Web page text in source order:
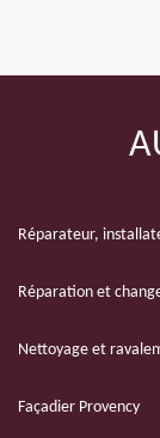
Réparateur,
Réparation et
Nettoyage et
Façadier Provency